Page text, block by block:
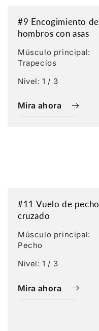
#9 Encogimiento de
hombros con asas
Músculo principal:
Trapecios
Nivel: 1 / 3
Mira ahora
#11 Vuelo de pecho
cruzado
Músculo principal:
Pecho
Nivel: 1 / 3
Mira ahora